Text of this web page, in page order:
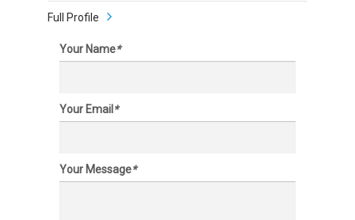
Full Profile
Your Name*
Your Email *
Your Message*